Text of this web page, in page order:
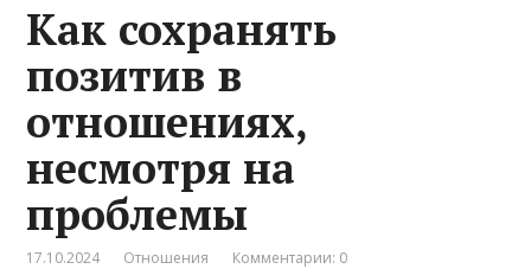
Как сохранять
позитив в
отношениях,
несмотря на
проблемы
17.10.2024 Отношения Комментарии: 0